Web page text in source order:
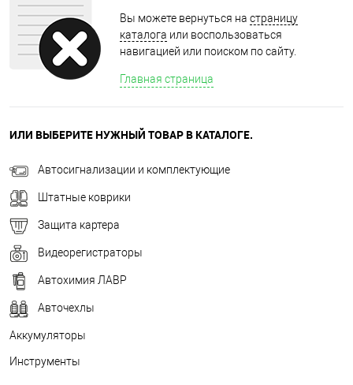
Вы можете вернуться на страницу
каталога или воспользоваться
навигацией или поиском по сайту.
Главная страница
ИЛИ ВЫБЕРИТЕ НУЖНЫЙ ТОВАР В КАТАЛОГЕ.
Автосигнализации и комплектующие
Штатные коврики
Защита картера
Видеорегистраторы
Автохимия ЛАВР
Авточехлы
Аккумуляторы
Инструменты